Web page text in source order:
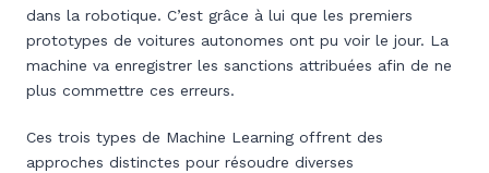
dans la robotique. C’est grâce à lui que les premiers
prototypes de voitures autonomes ont pu voir le jour. La
machine va enregistrer les sanctions attribuées afin de ne
plus commettre ces erreurs.
Ces trois types de Machine Learning offrent des
approches distinctes pour résoudre diverses